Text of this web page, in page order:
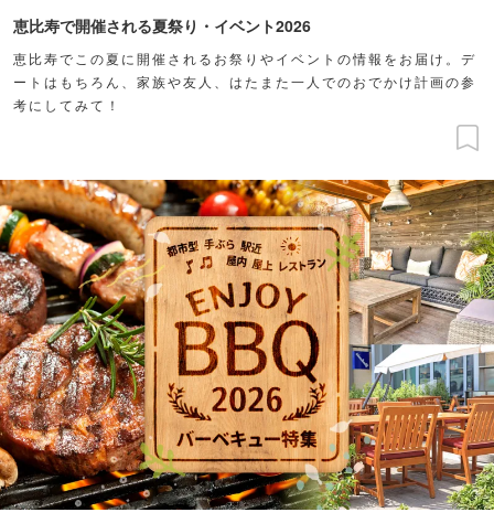
恵比寿で開催される夏祭り・イベント2026
恵比寿でこの夏に開催されるお祭りやイベントの情報をお届け。デ
ートはもちろん、家族や友人、はたまた一人でのおでかけ計画の参
考にしてみて！